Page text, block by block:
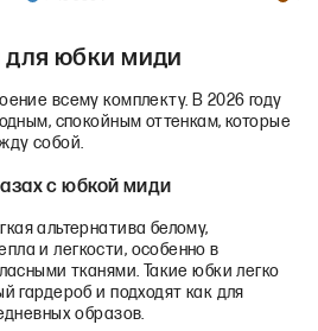
для юбки миди
всему комплекту. В 2026 году
спокойным оттенкам, которые
собой.
с юбкой миди
альтернатива белому,
и легкости, особенно в
тканями. Такие юбки легко
гардероб и подходят как для
образов.